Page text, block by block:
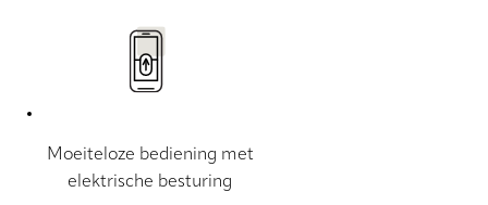
Moeiteloze bediening met
elektrische besturing